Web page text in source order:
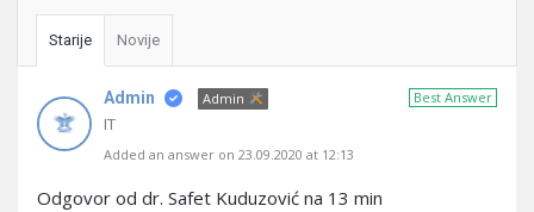
Starije Novije
Best Answer
Admin Admin
IT
Added an answer on 23.09.2020 at 12:13
Odgovor od dr. Safet Kuduzović na 13 min